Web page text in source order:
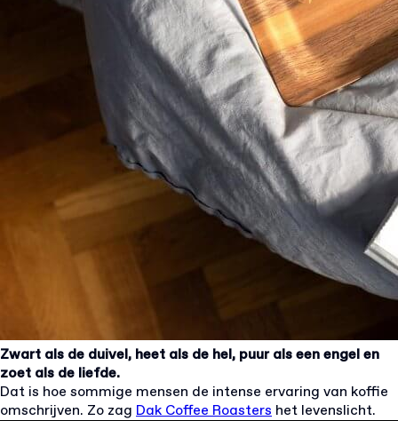
Zwart als de duivel, heet als de hel, puur als een engel en
zoet als de liefde.
Dat is hoe sommige mensen de intense ervaring van koffie
omschrijven. Zo zag Dak Coffee Roasters het levenslicht.